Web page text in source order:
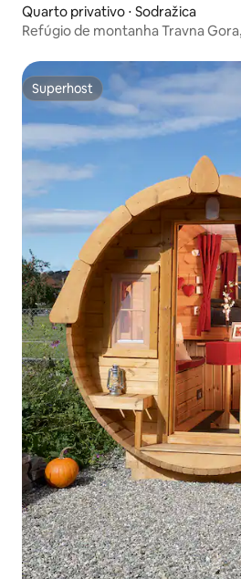
Quarto privativo ⋅ Sodražica
Refúgio de montanha Travna
Superhost
Superhost